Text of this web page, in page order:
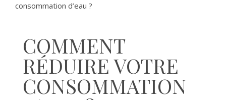
consommation d’eau ?
COMMENT
RÉDUIRE VOTRE
CONSOMMATION